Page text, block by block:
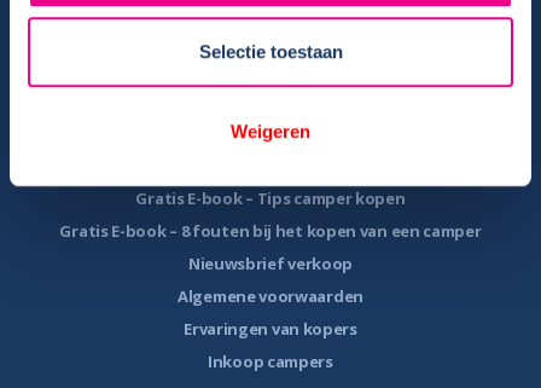
Selectie toestaan
Weigeren
Reisinformatie
Camper te koop
Gratis E-book – Tips camper kopen
Gratis E-book – 8 fouten bij het kopen van een camper
Nieuwsbrief verkoop
Algemene voorwaarden
Ervaringen van kopers
Inkoop campers